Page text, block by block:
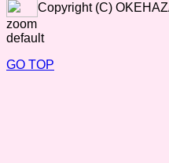
Copyright (C)
zoom
default
GO TOP